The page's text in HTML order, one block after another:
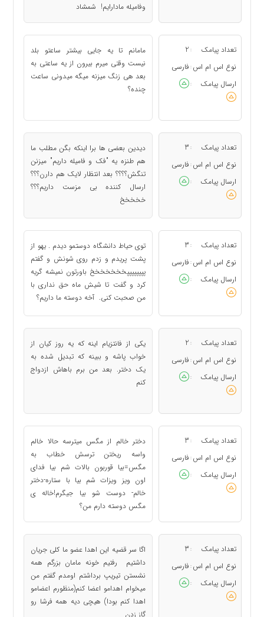
وفاميله مادارايم! شمشاد
تعداد پیامک :
2
نوع اس ام اس : فارسی
ارسال پیامک
:
مامانم تا یه جایی بیشتر ساعتو بلد
نیست وقتی میرم بیرون از یه ساعتی به
بعد هی زنگ میزنه میگه میدونی ساعت
چنده؟
تعداد پیامک :
3
نوع اس ام اس : فارسی
ارسال پیامک
:
دیدین بعضی ها برا اینکه بگن مطلب ما
هم طنزه یه "فک و فامیله داریم" میزنن
تنگش؟؟؟؟ بعد انتظار لایک هم دارن؟؟؟
ارسال کننده بی مزست داریم؟؟؟
خخخخخ
تعداد پیامک :
3
نوع اس ام اس : فارسی
ارسال پیامک
:
توی حیاط دانشگاه دوستمو دیدم . یهو از
پشت پریدم و زدم روی شونش و گفتم
پپپپپپپپخخخخخخخ باورتون نمیشه گریه
کرد و گفت تا شیش ماه حق نداری با
من صحبت کنی. آخه دوسته ما داریم؟
تعداد پیامک :
2
نوع اس ام اس : فارسی
ارسال پیامک
:
یکی از فانتزیام اینه که یه روز کیان از
خواب پاشه و ببینه که تبدیل شده به
یک دختر. بعد من برم باهاش ازدواج
کنم
تعداد پیامک :
3
نوع اس ام اس : فارسی
ارسال پیامک
:
دختر خالم از مگس میترسه حالا خالم
واسه ریختن ترسش خطاب به
مگس=بیا قوربون بالات شم بیا فدای
اون ویز ویزات شم بیا با ستاره-دختر
خالم- دوست شو بیا جیگرم!خاله ی
مگس دوسته دارم من؟
تعداد پیامک :
3
نوع اس ام اس : فارسی
ارسال پیامک
:
اگا سر قضیه این اهدا عضو ما کلی جریان
داشتیم رفتیم خونه مامان بزرگم همه
نشستن تیریپ برداشتم اومدم گفتم من
میخوام اهدامو اعضا کنم(منظورم اعضامو
اهدا کنم بودا) هیچی دیه همه فرشا رو
گاز زدن